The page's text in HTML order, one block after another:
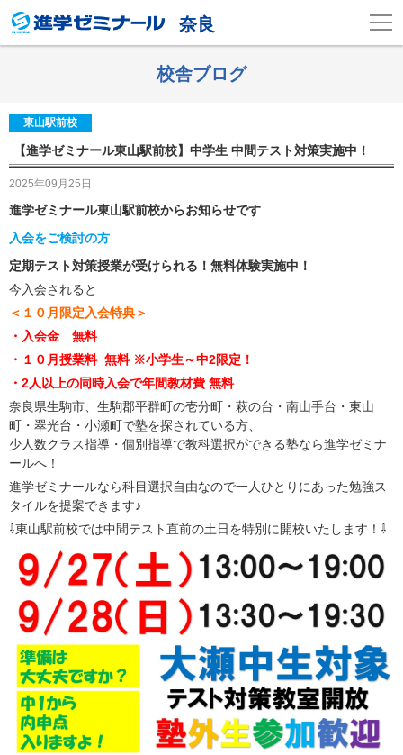
奈良
校舎ブログ
東山駅前校
【進学ゼミナール東山駅前校】中学生 中間テスト対策実施中！
2025年09月25日
進学ゼミナール東山駅前校からお知らせです
入会をご検討の方
定期テスト対策授業が受けられる！無料体験実施中！
今入会されると
＜１０月限定入会特典＞
・入会金 無料
・１０月授業料 無料 ※小学生～中2限定！
・2人以上の同時入会で年間教材費 無料
奈良県生駒市、生駒郡平群町の壱分町・萩の台・南山手台・東山
町・翠光台・小瀬町で塾を探されている方、
少人数クラス指導・個別指導で教科選択ができる塾なら進学ゼミナ
ールへ！
進学ゼミナールなら科目選択自由なので一人ひとりにあった勉強ス
タイルを提案できます♪
⇩東山駅前校では中間テスト直前の土日を特別に開校いたします！⇩